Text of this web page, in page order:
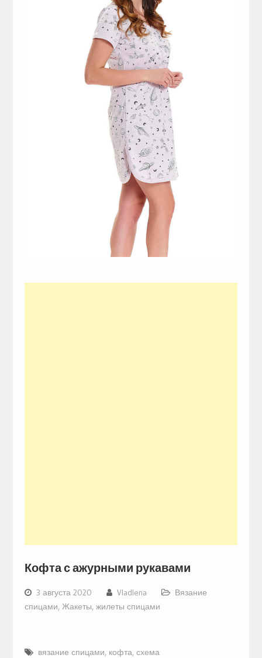
Кофта с ажурными рукавами
3 августа 2020 Vladlena
Вязание
спицами, Жакеты, жилеты спицами
вязание спицами, кофта, схема